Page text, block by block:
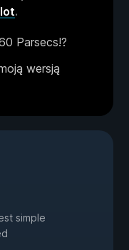
.
Parsecs!?
wersją
simple